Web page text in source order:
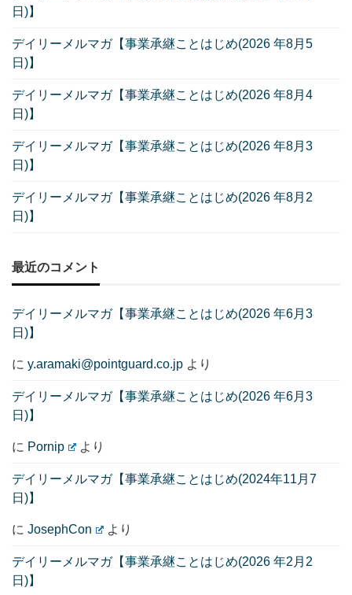
日)】
デイリーメルマガ【事業承継ことはじめ(2026 年8月5
日)】
デイリーメルマガ【事業承継ことはじめ(2026 年8月4
日)】
デイリーメルマガ【事業承継ことはじめ(2026 年8月3
日)】
デイリーメルマガ【事業承継ことはじめ(2026 年8月2
日)】
最近のコメント
デイリーメルマガ【事業承継ことはじめ(2026 年6月3
日)】
に y.aramaki@pointguard.co.jp より
デイリーメルマガ【事業承継ことはじめ(2026 年6月3
日)】
に Pornip より
デイリーメルマガ【事業承継ことはじめ(2024年11月7
日)】
に JosephCon より
デイリーメルマガ【事業承継ことはじめ(2026 年2月2
日)】